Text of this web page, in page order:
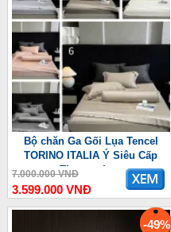
Bộ chăn Ga Gối Lụa Tencel
TORINO ITALIA Ý Siêu Cấp
Thượng Lưu
7.000.000 VNĐ
3.599.000 VNĐ
-49%